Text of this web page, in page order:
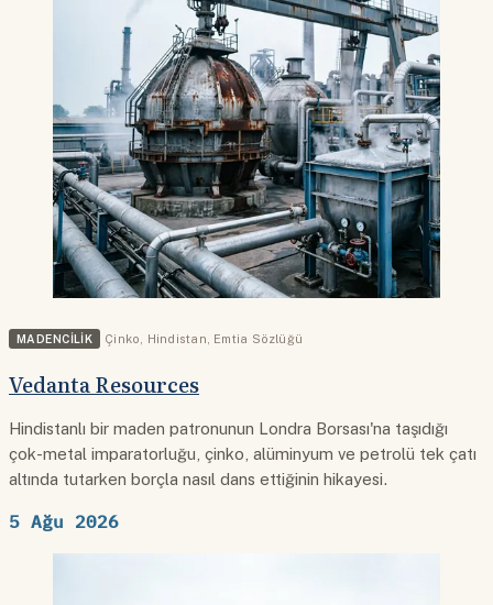
MADENCILIK Çinko Hindistan Emtia Sözlüğü
Vedanta Resources
Hindistanlı bir maden patronunun Londra Borsası'na taşıdığı
çok-metal imparatorluğu, çinko, alüminyum ve petrolü tek çatı
altında tutarken borçla nasıl dans ettiğinin hikayesi.
5 Ağu 2026